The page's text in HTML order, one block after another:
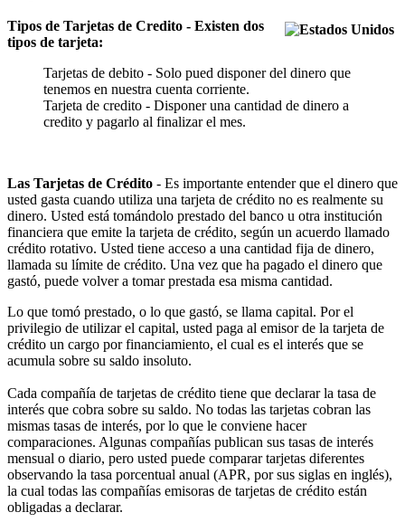
Tipos de Tarjetas de Credito - Existen dos
tipos de tarjeta:
Tarjetas de debito - Solo pued disponer del dinero que
tenemos en nuestra cuenta corriente.
Tarjeta de credito - Disponer una cantidad de dinero a
credito y pagarlo al finalizar el mes.
Las Tarjetas de Crédito - Es importante entender que el dinero que
usted gasta cuando utiliza una tarjeta de crédito no es realmente su
dinero. Usted está tomándolo prestado del banco u otra institución
financiera que emite la tarjeta de crédito, según un acuerdo llamado
crédito rotativo. Usted tiene acceso a una cantidad fija de dinero,
llamada su límite de crédito. Una vez que ha pagado el dinero que
gastó, puede volver a tomar prestada esa misma cantidad.
Lo que tomó prestado, o lo que gastó, se llama capital. Por el
privilegio de utilizar el capital, usted paga al emisor de la tarjeta de
crédito un cargo por financiamiento, el cual es el interés que se
acumula sobre su saldo insoluto.
Cada compañía de tarjetas de crédito tiene que declarar la tasa de
interés que cobra sobre su saldo. No todas las tarjetas cobran las
mismas tasas de interés, por lo que le conviene hacer
comparaciones. Algunas compañías publican sus tasas de interés
mensual o diario, pero usted puede comparar tarjetas diferentes
observando la tasa porcentual anual (APR, por sus siglas en inglés),
la cual todas las compañías emisoras de tarjetas de crédito están
obligadas a declarar.